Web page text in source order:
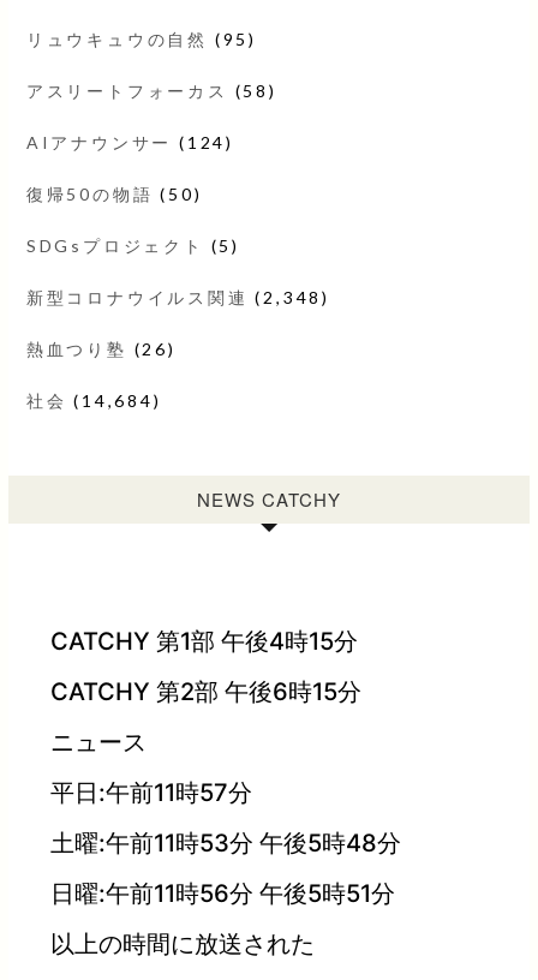
リュウキュウの自然 (95)
アスリートフォーカス (58)
AIアナウンサー (124)
復帰50の物語 (50)
SDGsプロジェクト (5)
新型コロナウイルス関連 (2,348)
熱血つり塾 (26)
社会 (14,684)
NEWS CATCHY
CATCHY 第1部 午後4時15分
CATCHY 第2部 午後6時15分
ニュース
平日:午前11時57分
土曜:午前11時53分 午後5時48分
日曜:午前11時56分 午後5時51分
以上の時間に放送された